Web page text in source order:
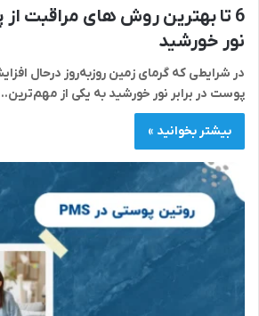
6 تا بهترین روش های مراقبت از
نور خورشید
در شرایطی که گرمای زمین روزبه‌روز درحال
پوست در برابر نور خورشید به یکی از
بیشتر بخوانید »